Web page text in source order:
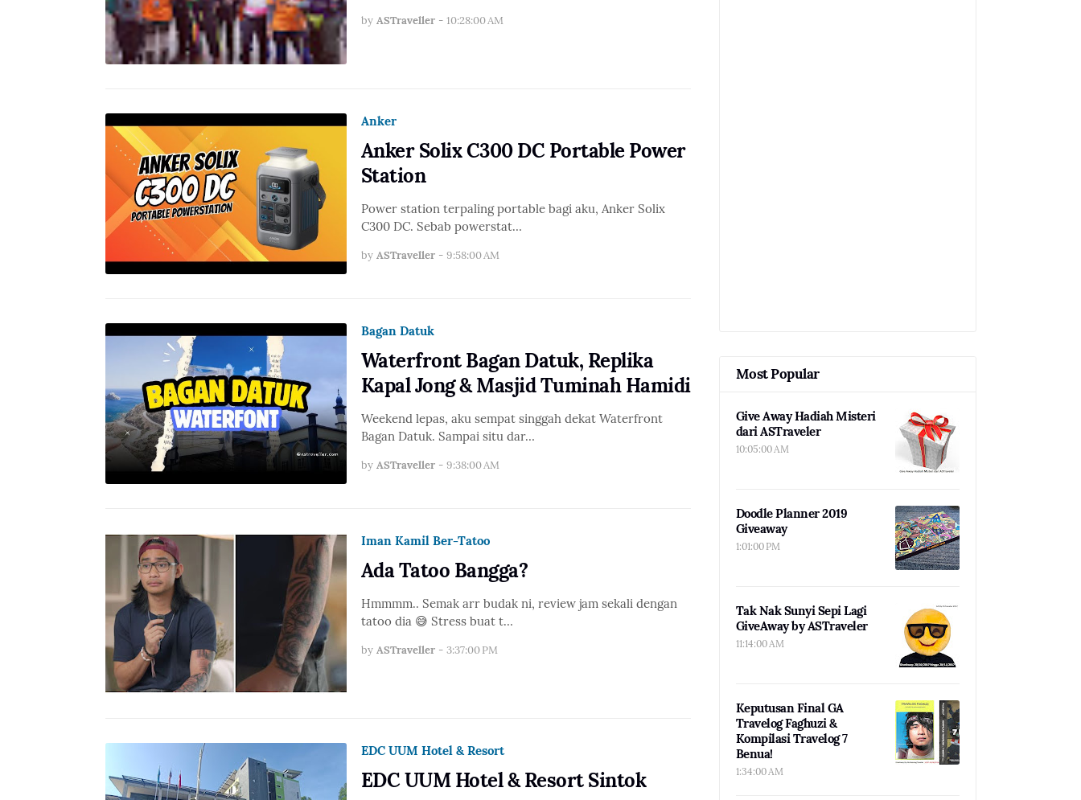
by ASTraveller - 10:28:00 AM
Anker
Anker Solix C300 DC Portable Power
Station
Power station terpaling portable bagi aku, Anker Solix
C300 DC. Sebab powerstat…
by ASTraveller - 9:58:00 AM
Bagan Datuk
Waterfront Bagan Datuk, Replika
Kapal Jong & Masjid Tuminah Hamidi
Weekend lepas, aku sempat singgah dekat Waterfront
Bagan Datuk. Sampai situ dar…
by ASTraveller - 9:38:00 AM
Iman Kamil Ber-Tatoo
Ada Tatoo Bangga?
Hmmmm.. Semak arr budak ni, review jam sekali dengan
tatoo dia 😅 Stress buat t…
by ASTraveller - 3:37:00 PM
EDC UUM Hotel & Resort
EDC UUM Hotel & Resort Sintok
Most Popular
Give Away Hadiah Misteri
dari ASTraveler
10:05:00 AM
Doodle Planner 2019
Giveaway
1:01:00 PM
Tak Nak Sunyi Sepi Lagi
GiveAway by ASTraveler
11:14:00 AM
Keputusan Final GA
Travelog Faghuzi &
Kompilasi Travelog 7
Benua!
1:34:00 AM